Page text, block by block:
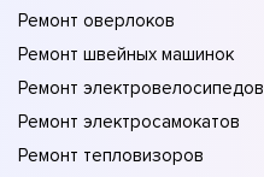
Ремонт оверлоков
Ремонт швейных машинок
Ремонт электровелосипедов
Ремонт электросамокатов
Ремонт тепловизоров